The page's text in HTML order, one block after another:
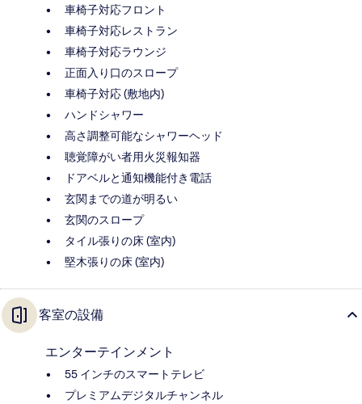
車椅子対応フロント
車椅子対応レストラン
車椅子対応ラウンジ
正面入り口のスロープ
車椅子対応 (敷地内)
ハンドシャワー
高さ調整可能なシャワーヘッド
聴覚障がい者用火災報知器
ドアベルと通知機能付き電話
玄関までの道が明るい
玄関のスロープ
タイル張りの床 (室内)
堅木張りの床 (室内)
客室の設備
エンターテインメント
55 インチのスマートテレビ
プレミアムデジタルチャンネル